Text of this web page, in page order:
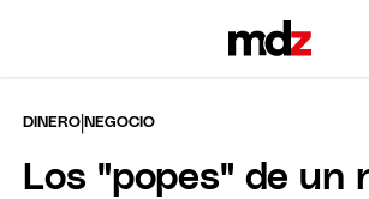
DINERO |NEGOCIO
Los "popes" de un